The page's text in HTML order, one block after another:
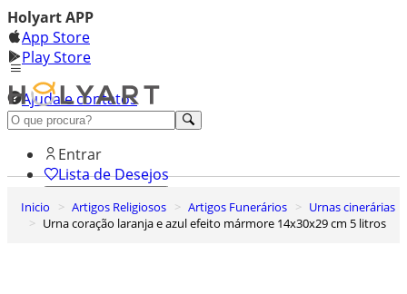
Holyart APP
App Store
Play Store
Ajuda e contatos
Conheça premium
Entrar
Lista de Desejos
0
Carrinho de Compras
Inicio Artigos Religiosos Artigos Funerários
Urnas cinerárias
Urna coração laranja e azul efeito mármore 14x30x29 cm 5 litros